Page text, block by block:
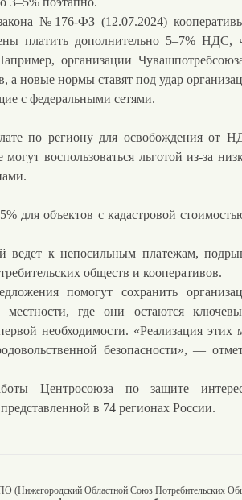
№176-ФЗ (12.07.2024)
платить дополнительно 5–7% НДС,
организации
а новые нормы ставят под удар
с федеральными сетями.
по региону для освобождения от
воспользоваться льготой из-за
для объектов с кадастровой
ведет к непосильным платежам,
обществ и кооперативов.
помогут сохранить
местности, где они остаются
необходимости. «Реализация этих
безопасности», —
Центросоюза по защите
в 74 регионах России.
(Нижегородский Областной Союз Потребительских